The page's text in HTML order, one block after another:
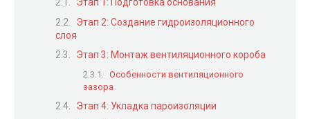
Этап 2: Создание гидроизоляционного
слоя
Этап 3: Монтаж вентиляционного короба
Особенности вентиляционного
зазора
Этап 4: Укладка пароизоляции